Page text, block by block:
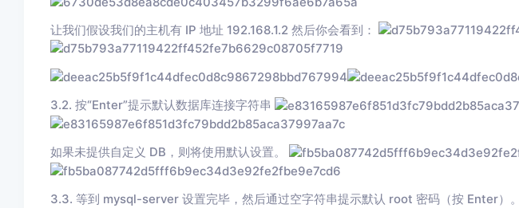
让我们假设我们的主机有 IP 地址 192.168.1.2 然后你会看到：
3.2. 按“Enter”提示默认数据库连接字符串
如果未提供自定义 DB，则将使用默认设置。
3.3. 等到 mysql-server 设置完毕，然后通过空字符串提示默认 root 密码（按 Enter）。